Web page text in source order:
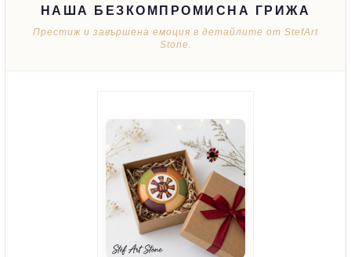
НАША БЕЗКОМПРОМИСНА ГРИЖА
Престиж и завършена емоция в детайлите от StefArt
Stone.